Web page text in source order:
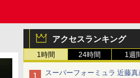
アクセスランキング
1時間 24時間 1週
スーパーフォーミュラ 近藤